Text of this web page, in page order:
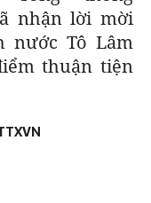
nhận lời mời
nước Tô Lâm
thuận tiện